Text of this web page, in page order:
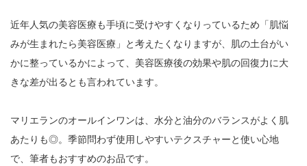
近年人気の美容医療も手頃に受けやすくなりっているため「肌悩
みが生まれたら美容医療」と考えたくなりますが、肌の土台がい
かに整っているかによって、美容医療後の効果や肌の回復力に大
きな差が出るとも言われています。
マリエランのオールインワンは、水分と油分のバランスがよく肌
あたりも◎。季節問わず使用しやすいテクスチャーと使い心地
で、筆者もおすすめのお品です。